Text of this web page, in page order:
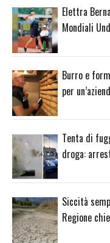
Elettra
Mondiali
Burro e
per
Tenta di
droga:
Siccità
Regione